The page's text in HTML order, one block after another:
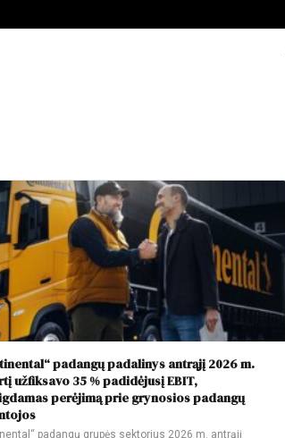
padangų padalinys antrąjį 2026 m.
užfiksavo 35 % padidėjusį EBIT,
perėjimą prie grynosios padangų
padangų grupės sektorius 2026 m. antrąjį